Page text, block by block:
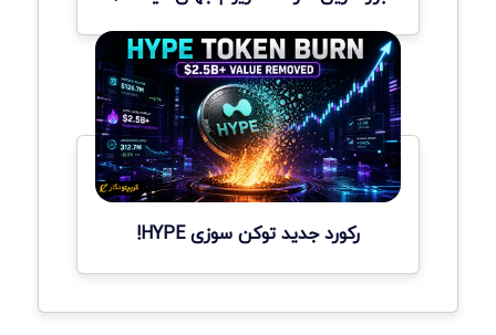
رکورد جدید توکن سوزی HYPE!